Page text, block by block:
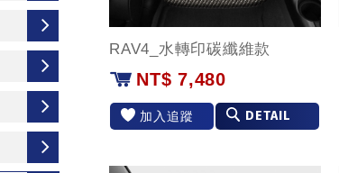
RAV4_水轉印碳纖維款
NT$ 7,480
加入追蹤 DETAIL